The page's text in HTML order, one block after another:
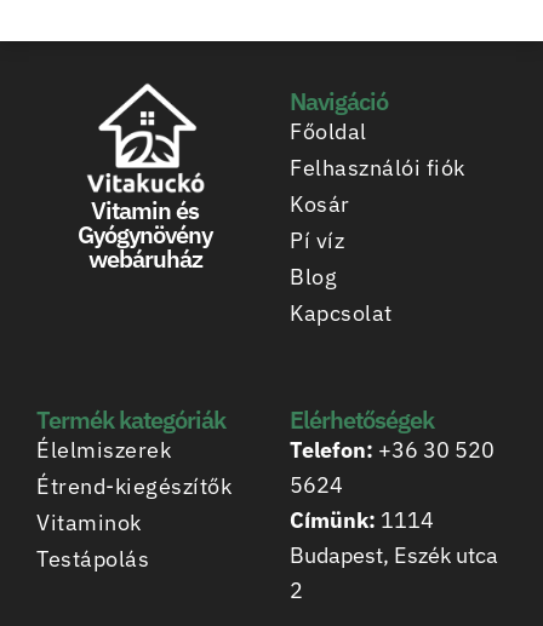
Vitamin és
Gyógynövény
webáruház
Navigáció
Főoldal
Felhasználói fiók
Kosár
Pí víz
Blog
Kapcsolat
Termék kategóriák
Élelmiszerek
Étrend-kiegészítők
Vitaminok
Testápolás
Elérhetőségek
Telefon: +36 30 520
5624
Címünk: 1114
Budapest, Eszék utca
2